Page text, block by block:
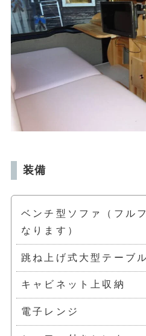
装備
ベンチ型ソファ（フル
なります）
跳ね上げ式大型テーブル
キャビネット上収納
電子レンジ